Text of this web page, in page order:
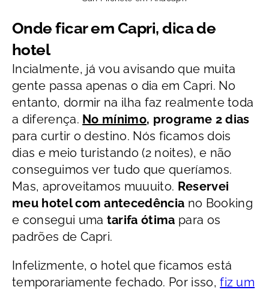
Onde ficar em Capri, dica de
hotel
Incialmente, já vou avisando que muita
gente passa apenas o dia em Capri. No
entanto, dormir na ilha faz realmente toda
a diferença. No mínimo, programe 2 dias
para curtir o destino. Nós ficamos dois
dias e meio turistando (2 noites), e não
conseguimos ver tudo que queríamos.
Mas, aproveitamos muuuito. Reservei
meu hotel com antecedência no Booking
e consegui uma tarifa ótima para os
padrões de Capri.
Infelizmente, o hotel que ficamos está
temporariamente fechado. Por isso,fiz um